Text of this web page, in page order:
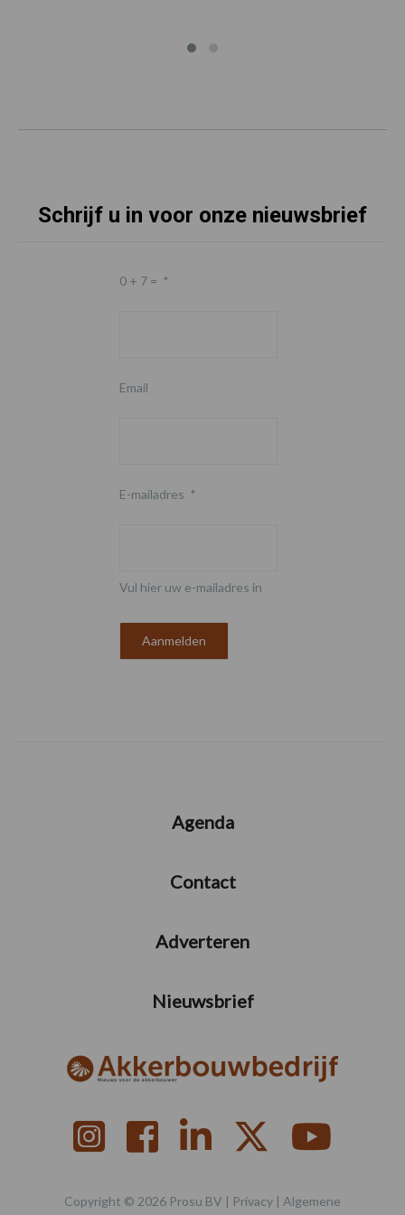
Schrijf u in voor onze nieuwsbrief
0 + 7 = *
Email
E-mailadres *
Vul hier uw e-mailadres in
Agenda
Contact
Adverteren
Nieuwsbrief
Copyright © 2026 Prosu BV | Privacy | Algemene